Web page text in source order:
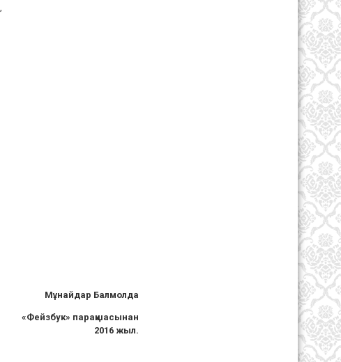
Мұнайдар Балмолда
«Фейзбук» парақшасынан
2016 жыл.